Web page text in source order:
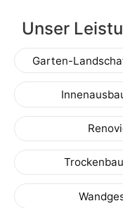
Unser
Garten-